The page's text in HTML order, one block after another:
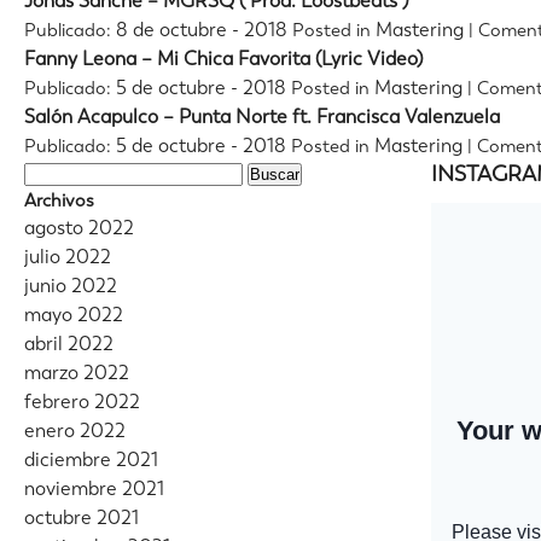
Publicado: 8 de octubre - 2018 Posted in Mastering |
Fanny Leona – Mi Chica Favorita (Lyric Video)
Publicado: 5 de octubre - 2018 Posted in Mastering |
Salón Acapulco – Punta Norte ft. Francisca Valenzuela
Publicado: 5 de octubre - 2018 Posted in Mastering |
Archivos
agosto 2022
julio 2022
junio 2022
mayo 2022
abril 2022
marzo 2022
febrero 2022
enero 2022
diciembre 2021
noviembre 2021
octubre 2021